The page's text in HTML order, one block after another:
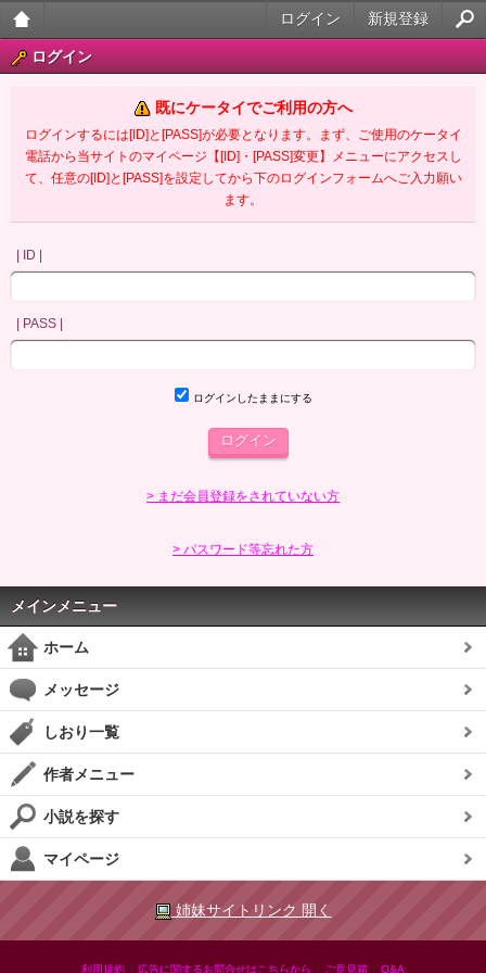
大人
ータ
イ官
新規登録
ログイン
ログイン
既にケータイでご利用の方へ
ログインするには[ID]と[PASS]が必要となります。まず、ご使用のケータイ
電話から当サイトのマイページ【[ID]・[PASS]変更】メニューにアクセスし
て、任意の[ID]と[PASS]を設定してから下のログインフォームへご入力願い
ます。
| ID |
| PASS |
ログインしたままにする
> まだ会員登録をされていない方
> パスワード等忘れた方
メインメニュー
ホーム
メッセージ
しおり一覧
作者メニュー
小説を探す
マイページ
姉妹サイトリンク 開く
利用規約 広告に関するお問合せはこちらから ご意見箱 Q&A